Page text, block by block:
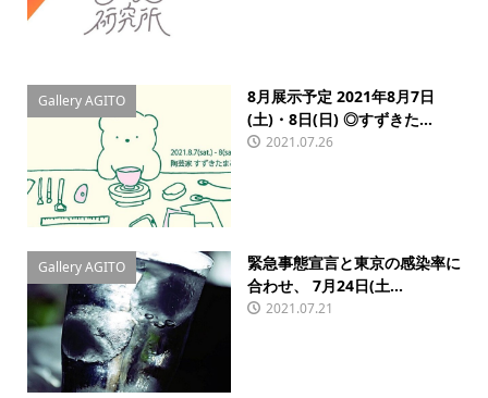
Gallery AGITO
8月展示予定 2021年8月7日
(土)・8日(日) ◎すずきた...
2021.07.26
Gallery AGITO
緊急事態宣言と東京の感染率に
合わせ、 7月24日(土...
2021.07.21